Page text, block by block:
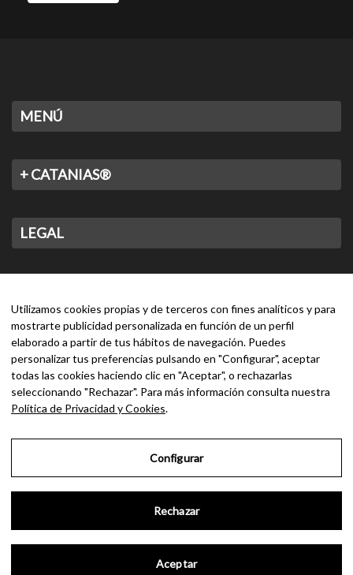
MENÚ
+ CATANIAS®
LEGAL
Utilizamos cookies propias y de terceros con fines analíticos y para
mostrarte publicidad personalizada en función de un perfil
elaborado a partir de tus hábitos de navegación. Puedes
personalizar tus preferencias pulsando en "Configurar", aceptar
todas las cookies haciendo clic en "Aceptar", o rechazarlas
seleccionando "Rechazar". Para más información consulta nuestra
Política de Privacidad y Cookies.
Configurar
Rechazar
Aceptar